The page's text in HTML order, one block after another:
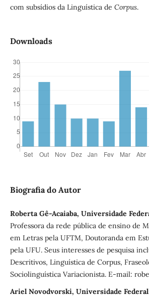
com subsídios da Linguística de Corpus.
Downloads
Biografia do Autor
Roberta Gê-Acaiaba, Universidade
Professora da rede pública de ensino de
em Letras pela UFTM, Doutoranda em
pela UFU. Seus interesses de pesquisa
Descritivos, Linguística de Corpus,
Sociolinguística Variacionista. E-mail:
Ariel Novodvorski, Universidade